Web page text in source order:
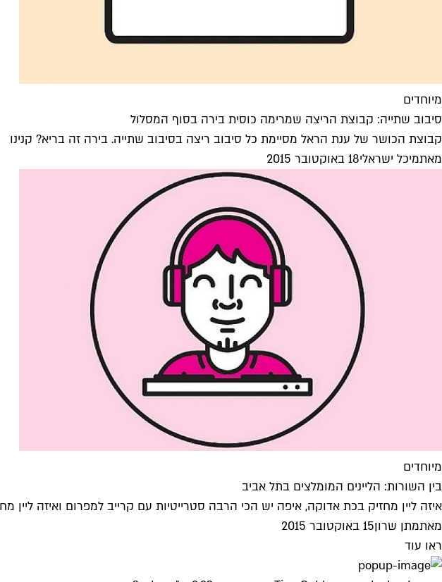
מיוחדים
סיבוב שתייה: קבוצת הריצה שמרימה כוסית בירה בסוף המסלול
קבוצת הכושר של ענת הראל מסיימת כל סיבוב ריצה בסיבוב שתייה. בירה זה בריא? קנינו
מאתמיכל ישראלי18 באוקטובר 2015
מיוחדים
בין השורות: הליינים המומלצים בתל אביב
איזה ליין מחזיק בכת אדוקה, איפה יש הכי הרבה סטרייטיות עם קרייב למפרום ואיזה ליין
מאתמתן שרון15 באוקטובר 2015
ראו עוד